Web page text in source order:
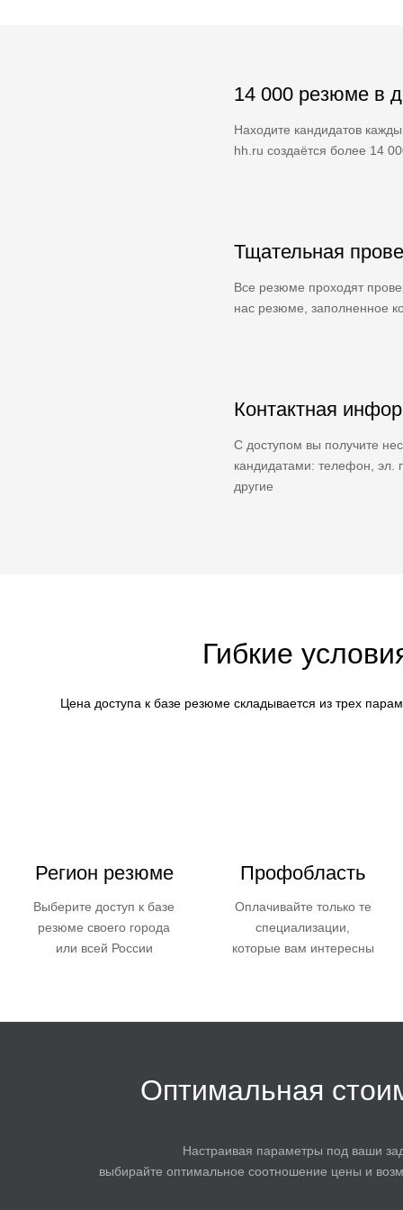
14 000 резюме в
Находите кандидатов
hh.ru создаётся более 14
Тщательная
Все резюме проходят
нас резюме, заполненное
Контактная
С доступом вы получите
кандидатами: телефон, эл.
другие
Гибкие
Цена доступа к базе резюме складывается из трех
Регион резюме
Выберите доступ к базе
резюме своего города
или всей России
Профобласть
Оплачивайте только те
специализации,
которые вам интересны
Оптимальная
Настраивая параметры под ваши
выбирайте оптимальное соотношение цены и